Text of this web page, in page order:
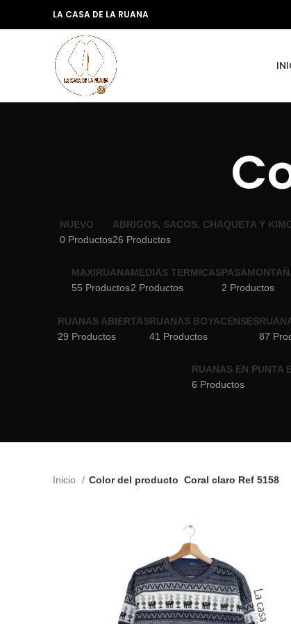
LA CASA DE LA RUANA
NUEVO
0 Productos
ABRIGOS, SACOS, CHAQUETA Y
26 Productos
MAXIRUANA
55 Productos
MEDIAS TERMICAS
2 Productos
2 Productos
RUANAS ABIERTAS
29 Productos
RUANAS BOYACENSES
41 Productos
87
RUANAS EN PUNTA
6 Productos
Inicio Color del producto Coral claro Ref 5158